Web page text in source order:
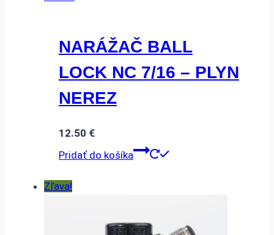
NARÁŽAČ BALL
LOCK NC 7/16 – PLYN
NEREZ
12.50 €
Pridať do košíka
Zľava!